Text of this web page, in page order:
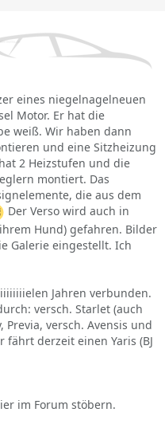
eines niegelnagelneuen
Motor. Er hat die
weiß. Wir haben dann
und eine Sitzheizung
2 Heizstufen und die
montiert. Das
die aus dem
Der Verso wird auch in
Hund) gefahren. Bilder
Galerie eingestellt. Ich
Jahren verbunden.
versch. Starlet (auch
Previa, versch. Avensis und
fährt derzeit einen Yaris (BJ
im Forum stöbern.